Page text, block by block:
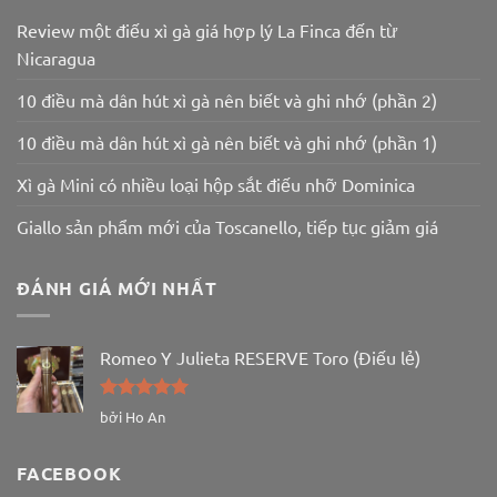
Review một điếu xì gà giá hợp lý La Finca đến từ
Nicaragua
10 điều mà dân hút xì gà nên biết và ghi nhớ (phần 2)
10 điều mà dân hút xì gà nên biết và ghi nhớ (phần 1)
Xì gà Mini có nhiều loại hộp sắt điếu nhỡ Dominica
Giallo sản phẩm mới của Toscanello, tiếp tục giảm giá
ĐÁNH GIÁ MỚI NHẤT
Romeo Y Julieta RESERVE Toro (Điếu lẻ)
Được xếp
bởi Ho An
FACEBOOK